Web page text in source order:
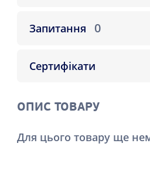
Запитання 0
Сертифікати
ОПИС ТОВАРУ
Для цього товару ще